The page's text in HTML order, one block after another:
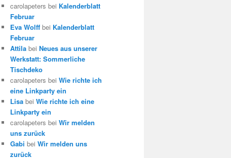
carolapeters bei Kalenderblatt
Februar
Eva Wolff bei Kalenderblatt
Februar
Attila bei Neues aus unserer
Werkstatt: Sommerliche
Tischdeko
carolapeters bei Wie richte ich
eine Linkparty ein
Lisa bei Wie richte ich eine
Linkparty ein
carolapeters bei Wir melden
uns zurück
Gabi bei Wir melden uns
zurück